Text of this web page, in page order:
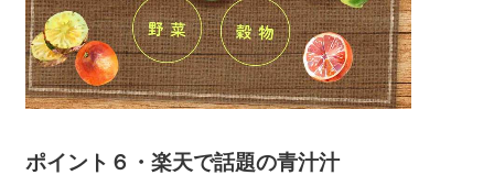
ポイント６・楽天で話題の青汁汁